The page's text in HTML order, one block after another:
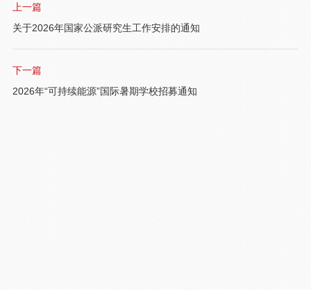
上一篇
关于2026年国家公派研究生工作安排的通知
下一篇
2026年“可持续能源”国际暑期学校招募通知